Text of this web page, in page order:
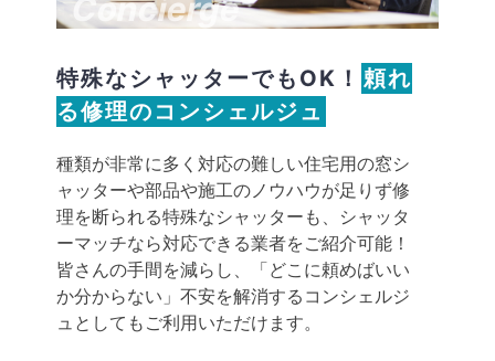
特殊なシャッターでもOK！ 頼れ
る修理のコンシェルジュ
種類が非常に多く対応の難しい住宅用の窓シ
ャッターや部品や施工のノウハウが足りず修
理を断られる特殊なシャッターも、シャッタ
ーマッチなら対応できる業者をご紹介可能！
皆さんの手間を減らし、「どこに頼めばいい
か分からない」不安を解消するコンシェルジ
ュとしてもご利用いただけます。
Concierge